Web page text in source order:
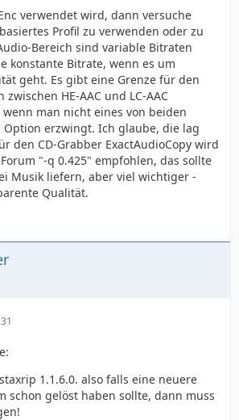
verwendet wird, dann versuche
Profil zu verwenden oder zu
Bereich sind variable Bitraten
konstante Bitrate, wenn es um
geht. Es gibt eine Grenze für den
HE-AAC und LC-AAC
man nicht eines von beiden
erzwingt. Ich glaube, die lag
den CD-Grabber ExactAudioCopy wird
"-q 0.425" empfohlen, das sollte
Musik liefern, aber viel wichtiger -
Qualität.
1.1.6.0. also falls eine neuere
schon gelöst haben sollte, dann muss